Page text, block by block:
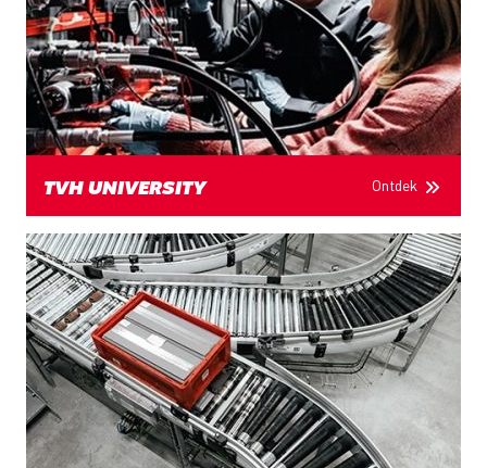
TVH UNIVERSITY Ontdek